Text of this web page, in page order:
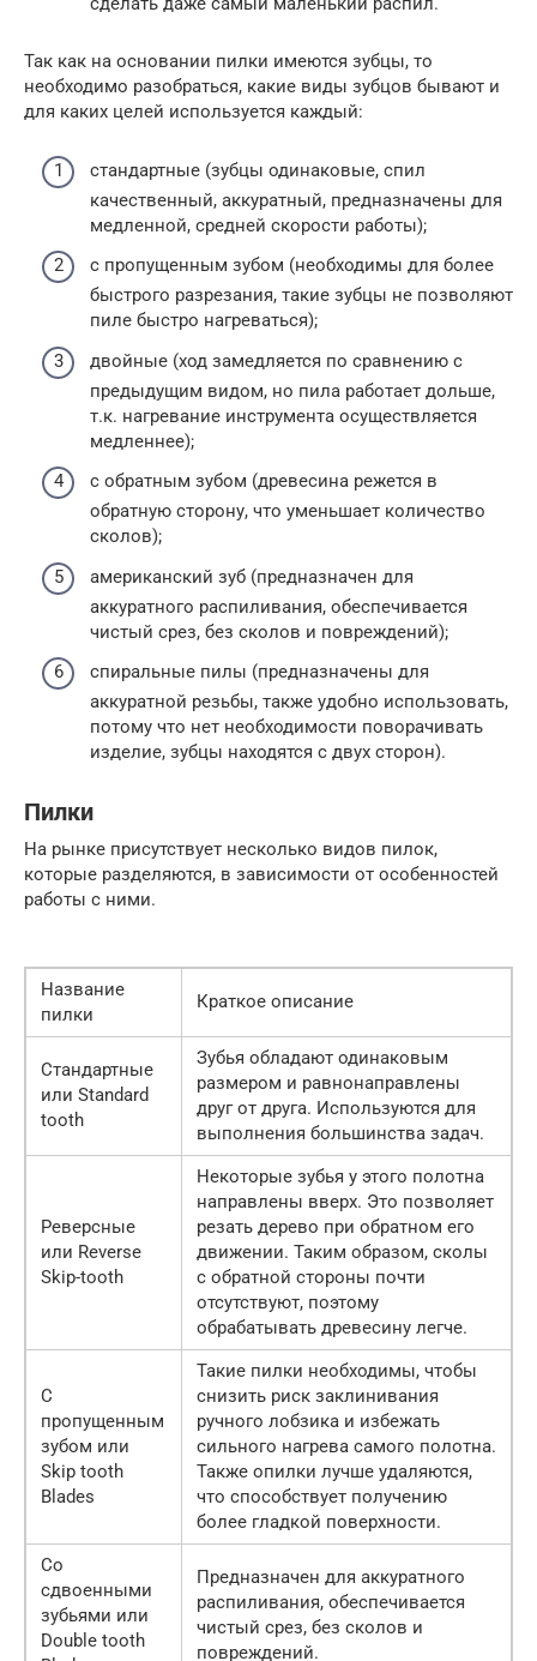
Так как на основании пилки имеются зубцы, то
необходимо разобраться, какие виды зубцов бывают и
для каких целей используется каждый:
стандартные (зубцы одинаковые, спил
качественный, аккуратный, предназначены для
медленной, средней скорости работы);
с пропущенным зубом (необходимы для более
быстрого разрезания, такие зубцы не позволяют
пиле быстро нагреваться);
двойные (ход замедляется по сравнению с
предыдущим видом, но пила работает дольше,
т.к. нагревание инструмента осуществляется
медленнее);
с обратным зубом (древесина режется в
обратную сторону, что уменьшает количество
сколов);
американский зуб (предназначен для
аккуратного распиливания, обеспечивается
чистый срез, без сколов и повреждений);
спиральные пилы (предназначены для
аккуратной резьбы, также удобно использовать,
потому что нет необходимости поворачивать
изделие, зубцы находятся с двух сторон).
Пилки
На рынке присутствует несколько видов пилок,
которые разделяются, в зависимости от особенностей
работы с ними.
Название
пилки
Краткое описание
Стандартные
или Standard
tooth
Зубья обладают одинаковым
размером и равнонаправлены
друг от друга. Используются для
выполнения большинства задач.
Реверсные
или Reverse
Skip-tooth
Некоторые зубья у этого полотна
направлены вверх. Это позволяет
резать дерево при обратном его
движении. Таким образом, сколы
с обратной стороны почти
отсутствуют, поэтому
обрабатывать древесину легче.
С
пропущенным
зубом или
Skip tooth
Blades
Такие пилки необходимы, чтобы
снизить риск заклинивания
ручного лобзика и избежать
сильного нагрева самого полотна.
Также опилки лучше удаляются,
что способствует получению
более гладкой поверхности.
Со
сдвоенными
зубьями или
Double tooth
Предназначен для аккуратного
распиливания, обеспечивается
чистый срез, без сколов и
повреждений.